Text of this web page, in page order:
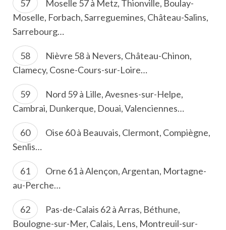
Moselle 57 à Metz, Thionville, Boulay-
Moselle, Forbach, Sarreguemines, Château-Salins,
Sarrebourg…
Nièvre 58 à Nevers, Château-Chinon,
Clamecy, Cosne-Cours-sur-Loire…
Nord 59 à Lille, Avesnes-sur-Helpe,
Cambrai, Dunkerque, Douai, Valenciennes…
Oise 60 à Beauvais, Clermont, Compiègne,
Senlis…
Orne 61 à Alençon, Argentan, Mortagne-
au-Perche…
Pas-de-Calais 62 à Arras, Béthune,
Boulogne-sur-Mer, Calais, Lens, Montreuil-sur-